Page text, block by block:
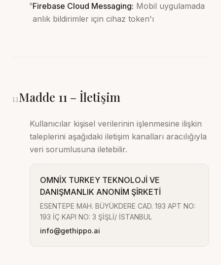
Firebase Cloud Messaging: Mobil uygulamada
anlık bildirimler için cihaz token'ı
11Madde 11 – İletişim
Kullanıcılar kişisel verilerinin işlenmesine ilişkin
taleplerini aşağıdaki iletişim kanalları aracılığıyla
veri sorumlusuna iletebilir.
OMNİX TURKEY TEKNOLOJİ VE
DANIŞMANLIK ANONİM ŞİRKETİ
ESENTEPE MAH. BÜYÜKDERE CAD. 193 APT NO:
193 İÇ KAPI NO: 3 ŞİŞLİ/ İSTANBUL
info@gethippo.ai